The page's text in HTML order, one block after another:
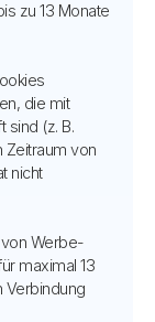
zu 13 Monate
die mit
sind (z. B.
Zeitraum von
nicht
Werbe-
maximal 13
Verbindung